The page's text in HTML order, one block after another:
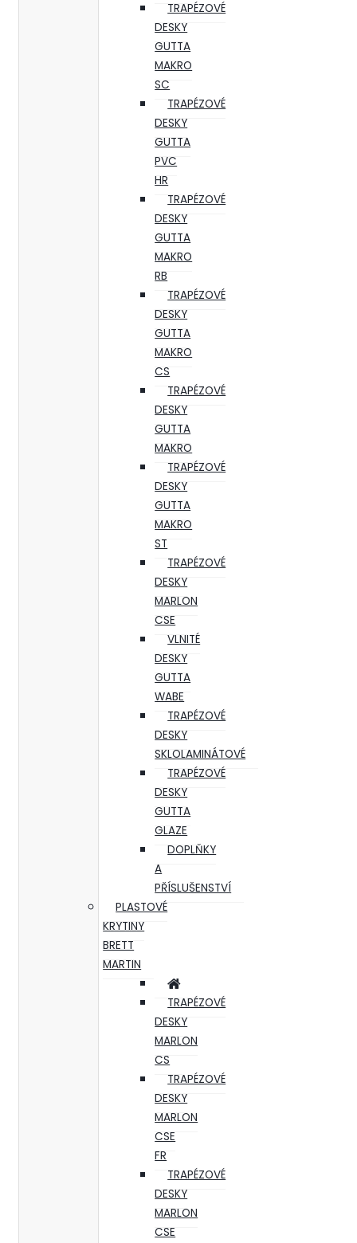
TRAPÉZOVÉ
DESKY
GUTTA
MAKRO
SC
TRAPÉZOVÉ
DESKY
GUTTA
PVC
HR
TRAPÉZOVÉ
DESKY
GUTTA
MAKRO
RB
TRAPÉZOVÉ
DESKY
GUTTA
MAKRO
CS
TRAPÉZOVÉ
DESKY
GUTTA
MAKRO
TRAPÉZOVÉ
DESKY
GUTTA
MAKRO
ST
TRAPÉZOVÉ
DESKY
MARLON
CSE
VLNITÉ
DESKY
GUTTA
WABE
TRAPÉZOVÉ
DESKY
SKLOLAMINÁTOVÉ
TRAPÉZOVÉ
DESKY
GUTTA
GLAZE
DOPLŇKY
A
PŘÍSLUŠENSTVÍ
PLASTOVÉ
KRYTINY
BRETT
MARTIN
TRAPÉZOVÉ
DESKY
MARLON
CS
TRAPÉZOVÉ
DESKY
MARLON
CSE
FR
TRAPÉZOVÉ
DESKY
MARLON
CSE